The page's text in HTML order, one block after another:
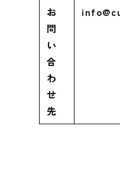
お
問
い
合
わ
せ
先